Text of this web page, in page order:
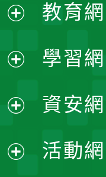
選
單
開
選
單
開
選
單
開
選
開
教育
學習
資安
活動